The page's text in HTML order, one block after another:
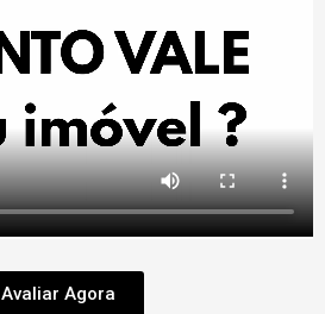
Avaliar Agora